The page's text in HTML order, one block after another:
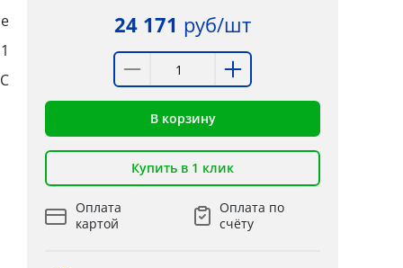
24 171 руб/шт
В корзину
Купить в 1 клик
Оплата
картой
Оплата по
счёту